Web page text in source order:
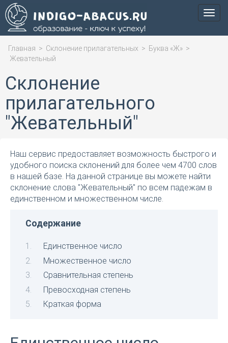
Меню
Главная > Склонение прилагательных > Буква «Ж» >
Жевательный
Склонение
прилагательного
"Жевательный"
Наш сервис предоставляет возможность быстрого и
удобного поиска склонений для более чем 4700 слов
в нашей базе. На данной странице вы можете найти
склонение слова "Жевательный" по всем падежам в
единственном и множественном числе.
Содержание
Единственное число
Множественное число
Сравнительная степень
Превосходная степень
Краткая форма